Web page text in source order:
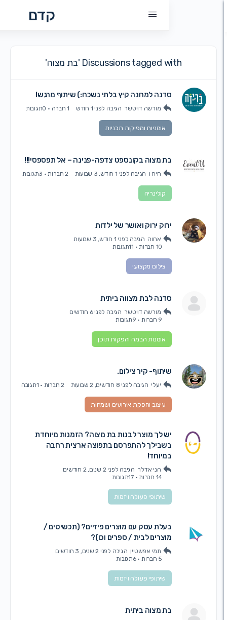
Discussions tagged with 'בת מצוה'
סדנה למחנה קיץ בלתי נשכח:) שיתוף מרגש!
מורשה דויטשר הגיבהלפני 1 חודש 1 חברה ·
אומניות ומפיקות תכניות
בת מצוה בקונספט צדפה-פנינה – אל תפספסי!!!
הגיבהלפני 1 חודש, 3 שבועות 2 חברות · 3תגובות
ירוק ירוק ואושר של ילדות
אחוה הגיבהלפני 1 חודש, 3 שבועות
11תגובות
צילום מקצועי
סדנה לבת מצווה ביתית
מורשה דויטשר הגיבהלפני 6 חודשים
9תגובות
אומנות הבמה והפקות תוכן
שיתוף- קיר צילום.
יעלי הגיבה לפני 8 חודשים, 2 שבועות 2 חברות ·
עיצוב והפקת אירועים ושמחות
יש לך מוצר לבנות בת מצוה? הזמנות מיוחדת
בשבילך להתפרסם בתפוצה ארצית רחבה
במיוחד!
הני אדלר הגיבהלפני 2 שנים, 2 חודשים
17תגובות
שיתופי פעולה ויזמות
בעלת עסק עם מוצרים פיזיים? (תכשיטים /
מוצרים לבית / ספרים וכו)?
תמי אפשטיין הגיבהלפני 2 שנים, 3 חודשים
6תגובות
שיתופי פעולה ויזמות
בת מצוה ביתית